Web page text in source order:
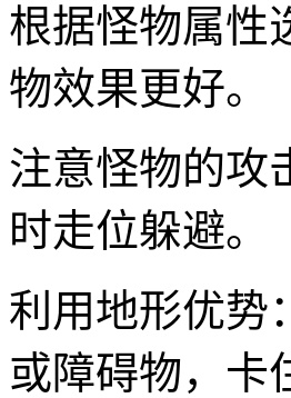
根据怪物属性
物效果更好。
注意怪物的攻
时走位躲避。
利用地形优势
或障碍物，卡